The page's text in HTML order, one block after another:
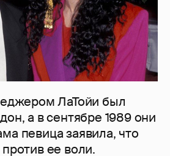
ЛаТойи был
а в сентябре 1989 они
певица заявила, что
ее воли.